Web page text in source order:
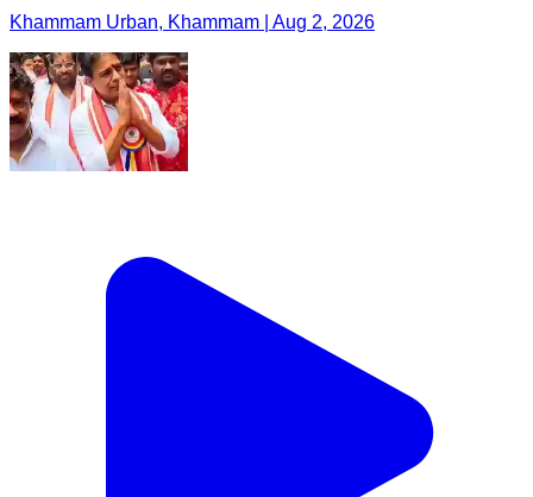
Khammam Urban, Khammam | Aug 2, 2026